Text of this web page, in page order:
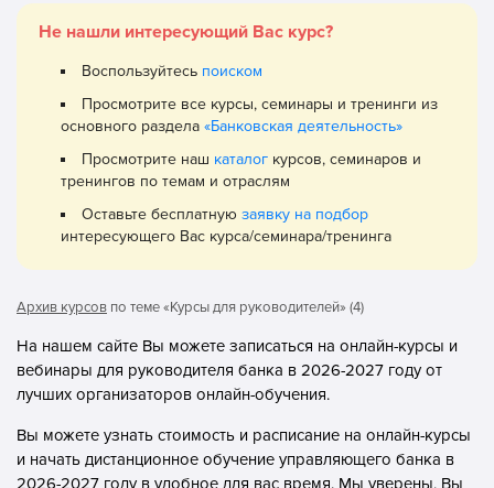
Не нашли интересующий Вас курс?
Воспользуйтесь поиском
Просмотрите все курсы, семинары и тренинги из
основного раздела «Банковская деятельность»
Просмотрите наш каталог курсов, семинаров и
тренингов по темам и отраслям
Оставьте бесплатнуюзаявку на подбор
интересующего Вас курса/семинара/тренинга
Архив курсов по теме «Курсы для руководителей» (4)
На нашем сайте Вы можете записаться на онлайн-курсы и
вебинары для руководителя банка в 2026-2027 году от
лучших организаторов онлайн-обучения.
Вы можете узнать стоимость и расписание на онлайн-курсы
и начать дистанционное обучение управляющего банка в
2026-2027 году в удобное для вас время. Мы уверены, Вы